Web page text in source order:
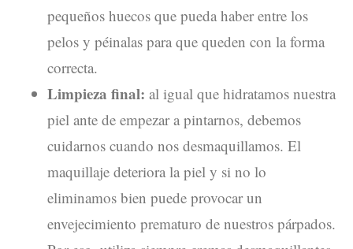
pequeños huecos que pueda haber entre los
pelos y péinalas para que queden con la forma
correcta.
Limpieza final: al igual que hidratamos nuestra
piel ante de empezar a pintarnos, debemos
cuidarnos cuando nos desmaquillamos. El
maquillaje deteriora la piel y si no lo
eliminamos bien puede provocar un
envejecimiento prematuro de nuestros párpados.